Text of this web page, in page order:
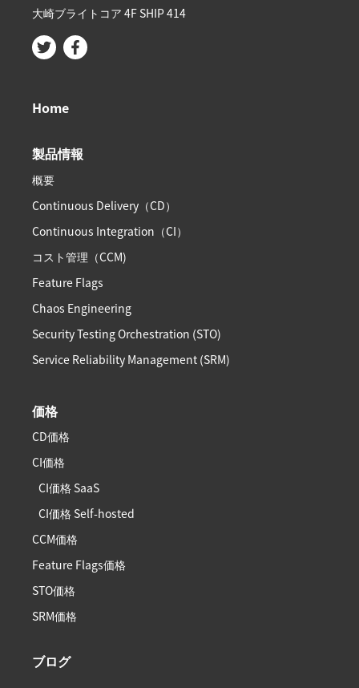
大崎ブライトコア 4F SHIP 414
Home
製品情報
概要
Continuous Delivery（CD）
Continuous Integration（CI）
コスト管理（CCM)
Feature Flags
Chaos Engineering
Security Testing Orchestration (STO)
Service Reliability Management (SRM)
価格
CD価格
CI価格
CI価格 SaaS
CI価格 Self-hosted
CCM価格
Feature Flags価格
STO価格
SRM価格
ブログ